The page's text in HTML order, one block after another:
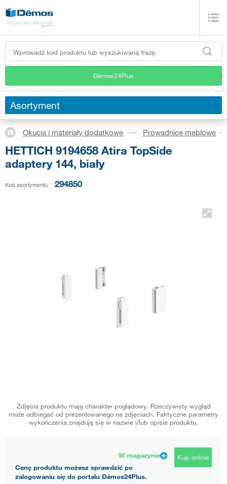
Démos24Plus
Asortyment
Okucia i materiały dodatkowe Prowadnice meblowe
HETTICH 9194658 Atira TopSide
adaptery 144, biały
Kod asortymentu 294850
Zdjęcia produktu mają charakter poglądowy. Rzeczywisty wygląd
może odbiegać od prezentowanego na zdjęciach. Faktyczne parametry
wykończenia znajdują się w nazwie i/lub opisie produktu.
W magazynie
Cenę produktu możesz sprawdzić po
zalogowaniu się do portalu Démos24Plus.
Kup online